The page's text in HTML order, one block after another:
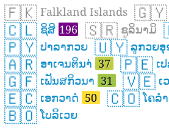
🇫🇰 Falkland Islands 🇬🇾
🇨🇱 ຊິສິ 196 🇸🇷 ຊູລິນາມິ
🇵🇾 ປາລາກວຍ 🇺🇾 ລູກວຍອຸ
🇦🇷 ອາເຈນຕິນາ່ 37 🇵🇪 ເ
🇬🇫 ເຟັນສກິວນາ 31 🇻🇪 ເ
🇪🇨 ເອກວາດໍ 50 🇨🇴ໂຄລ
🇧🇴ໂບລິເວຍ